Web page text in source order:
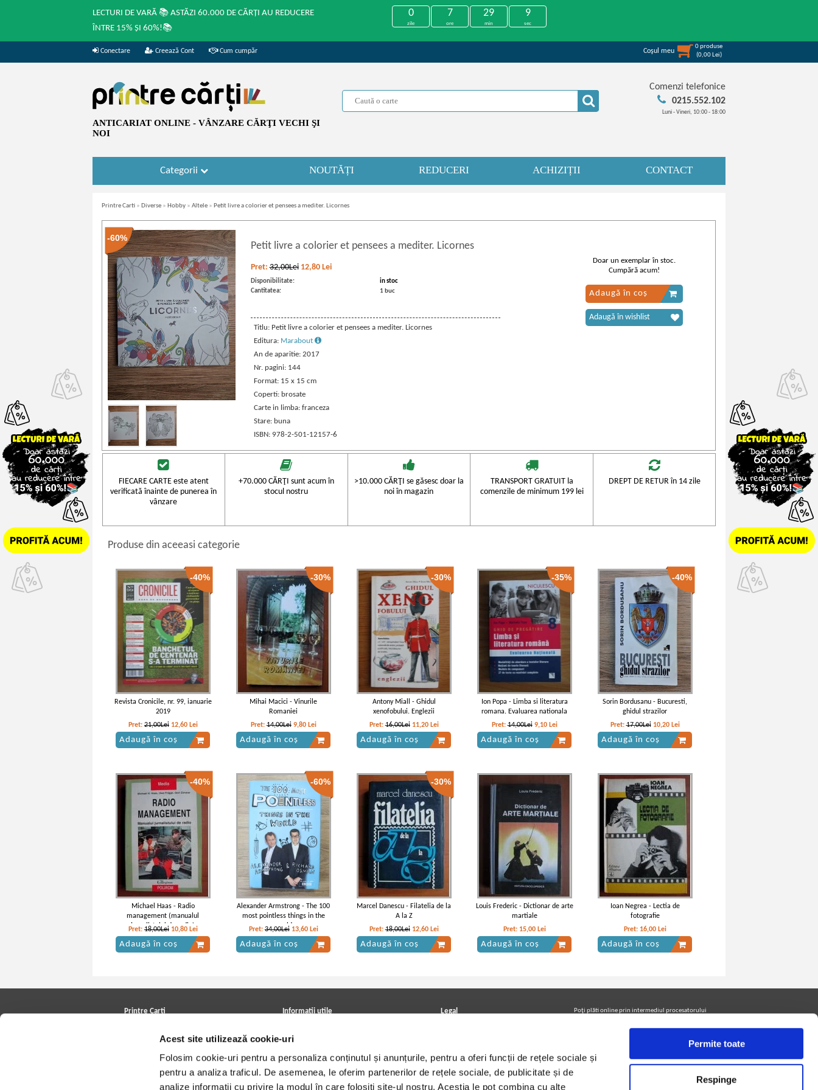
Acest site utilizează cookie-uri
Folosim cookie-uri pentru a personaliza conținutul și anunțurile, pentru a oferi funcții de rețele sociale și
pentru a analiza traficul. De asemenea, le oferim partenerilor de rețele sociale, de publicitate și de
analize informații cu privire la modul în care folosiți site-ul nostru. Aceștia le pot combina cu alte
Permite toate
Respinge
LECTURI DE VARĂ 📚 ASTĂZI 60.000 DE CĂRȚI AU REDUCERE
ÎNTRE 15% ȘI 60%!📚
0
zile
7
ore
29
min
9
sec
Conectare Creează Cont Cum cumpăr Coşul meu
0produse
(0,00 Lei)
ANTICARIAT ONLINE - VÂNZARE CĂRŢI VECHI ŞI
NOI
Comenzi telefonice
0215.552.102
Luni - Vineri, 10:00 - 18:00
Categorii NOUTĂȚI REDUCERI ACHIZIȚII CONTACT
Printre Carti » Diverse » Hobby » Altele » Petit livre a colorier et pensees a mediter. Licornes
-60%
Petit livre a colorier et pensees a mediter. Licornes
Pret:32,00Lei 12,80 Lei
Disponibilitate:
in stoc
Cantitatea:
1 buc
Titlu: Petit livre a colorier et pensees a mediter. Licornes
Editura: Marabout
An de aparitie: 2017
Nr. pagini: 144
Format: 15 x 15 cm
Coperti: brosate
Carte in limba: franceza
Stare: buna
ISBN: 978-2-501-12157-6
Doar un exemplar în stoc.
Cumpără acum!
Adaugă în coș
Adaugă în wishlist
FIECARE CARTE este atent
verificată înainte de punerea în
vânzare
+70.000 CĂRŢI sunt acum în
stocul nostru
>10.000 CĂRŢI se găsesc doar la
noi în magazin
TRANSPORT GRATUIT la
comenzile de minimum 199 lei
DREPT DE RETUR în 14 zile
Produse din aceeasi categorie
-40%
Revista Cronicile, nr. 99, ianuarie
2019
Pret: 21,00Lei 12,60 Lei
Adaugă în coș
-30%
Mihai Macici - Vinurile
Romaniei
Pret:14,00Lei 9,80 Lei
Adaugă în coș
-30%
Antony Miall - Ghidul
xenofobului. Englezii
Pret:16,00Lei 11,20 Lei
Adaugă în coș
-35%
Ion Popa - Limba si literatura
romana. Evaluarea nationala
Pret:14,00Lei 9,10 Lei
Adaugă în coș
-40%
Sorin Bordusanu - Bucuresti,
ghidul strazilor
Pret:17,00Lei 10,20 Lei
Adaugă în coș
-40%
Michael Haas - Radio
management (manualul
jurnalistului de radio)
Pret: 18,00Lei 10,80 Lei
Adaugă în coș
-60%
Alexander Armstrong - The 100
most pointless things in the
world
Pret:34,00Lei 13,60 Lei
Adaugă în coș
-30%
Marcel Danescu - Filatelia de la
A la Z
Pret:18,00Lei 12,60 Lei
Adaugă în coș
Louis Frederic - Dictionar de arte
martiale
Pret: 15,00 Lei
Adaugă în coș
Ioan Negrea - Lectia de
fotografie
Pret: 16,00 Lei
Adaugă în coș
Printre Carti
Cele mai căutate cărți
Blog Printre Carti
Informatii utile
Achizitii viniluri, casete, CD/DVD
Cum cumpar?
Politica de livrare
Retur comenzi
Angajari - Cariere
Legal
Termeni si conditii
Utilizare cookie-uri
Poţi plăti online prin intermediul procesatorului
Urmăreşte-ne pe facebook pentru a fi la curent cu